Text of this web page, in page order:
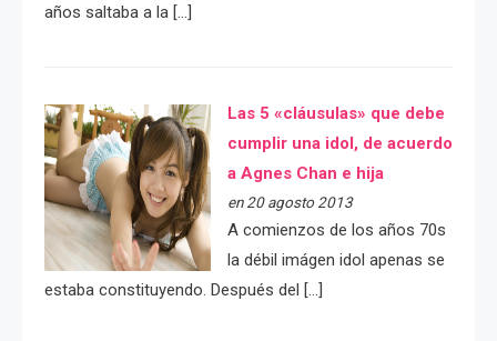
años saltaba a la […]
Las 5 «cláusulas» que debe
cumplir una idol, de acuerdo
a Agnes Chan e hija
en 20 agosto 2013
A comienzos de los años 70s
la débil imágen idol apenas se
estaba constituyendo. Después del […]